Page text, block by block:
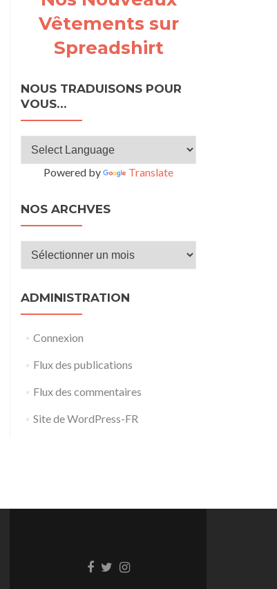
Vêtements sur
Spreadshirt
NOUS TRADUISONS POUR
VOUS…
Powered by Translate
NOS ARCHVES
Nos
ADMINISTRATION
Connexion
Flux des publications
Flux des commentaires
Site de WordPress-FR
LienLienLien